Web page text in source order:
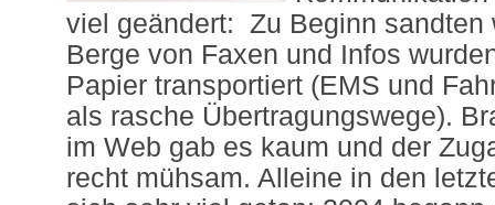
viel geändert: Zu Beginn sandten
Berge von Faxen und Infos
Papier transportiert (EMS und
als rasche Übertragungswege).
im Web gab es kaum und der
recht mühsam. Alleine in den